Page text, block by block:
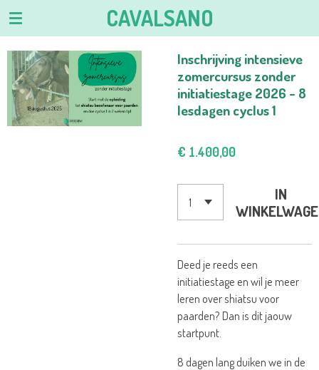
Ga
naar
de
hoofdinhoud
CAVALSANO
Inschrijving intensieve
zomercursus zonder
initiatiestage 2026 - 8
lesdagen cyclus 1
€ 1.400,00
IN
Deed je reeds een
initiatiestage en wil je meer
leren over shiatsu voor
paarden? Dan is dit jaouw
startpunt.
8 dagen lang duiken we in de